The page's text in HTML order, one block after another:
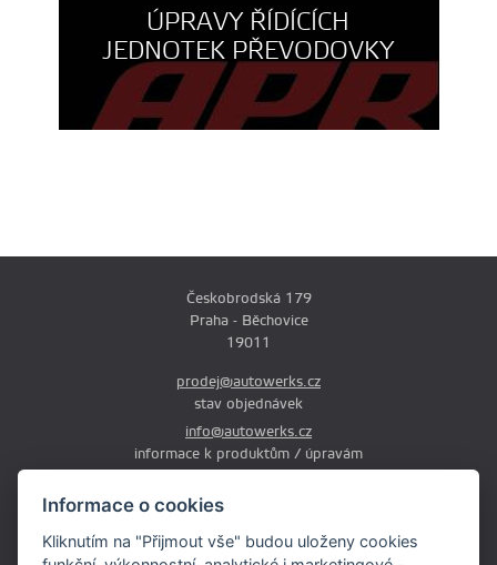
Informace o cookies
Kliknutím na "Přijmout vše" budou uloženy cookies
ÚPRAVY ŘÍDÍCÍCH
JEDNOTEK PŘEVODOVKY
Českobrodská 179
Praha - Běchovice
19011
prodej@autowerks.cz
stav objednávek
info@autowerks.cz
informace k produktům / úpravám
Pá: 9:00-12:00 a 13:00-16:00